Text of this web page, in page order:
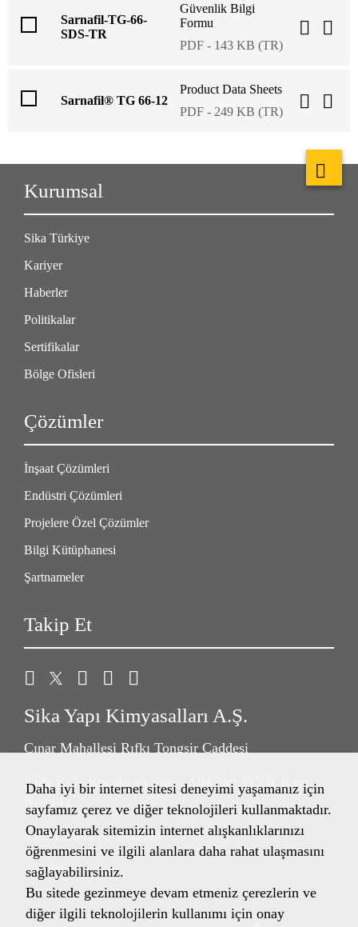
Sarnafil-TG-66-
SDS-TR
Güvenlik Bilgi
Formu
PDF - 143 KB (TR)
Sarnafil® TG 66-12
Product Data Sheets
PDF - 249 KB (TR)
Kurumsal
Sika Türkiye
Kariyer
Haberler
Politikalar
Sertifikalar
Bölge Ofisleri
Çözümler
İnşaat Çözümleri
Endüstri Çözümleri
Projelere Özel Çözümler
Bilgi Kütüphanesi
Şartnameler
Takip Et
Sika Yapı Kimyasalları A.Ş.
Çınar Mahallesi Rıfkı Tongsir Caddesi
Nida Kule Küçükyalı Sitesi A04 No: 115 İç Kapı
No: 141
34841 Maltepe/İstanbul
Türkiye
Daha iyi bir internet sitesi deneyimi yaşamanız için
sayfamız çerez ve diğer teknolojileri kullanmaktadır.
Onaylayarak sitemizin internet alışkanlıklarınızı
öğrenmesini ve ilgili alanlara daha rahat ulaşmasını
sağlayabilirsiniz.
Bu sitede gezinmeye devam etmeniz çerezlerin ve
diğer ilgili teknolojilerin kullanımı için onay